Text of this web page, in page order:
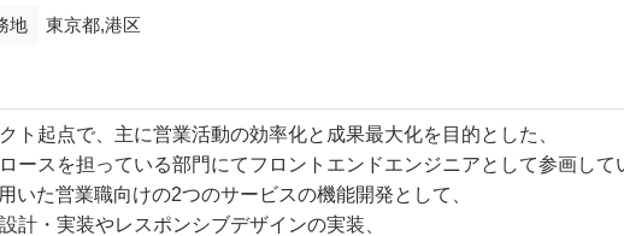
地 東京都,港区
ト起点で、主に営業活動の効率化と成果最大化を目的とした、
ースを担っている部門にてフロントエンドエンジニアとして参画して
いた営業職向けの2つのサービスの機能開発として、
計・実装やレスポンシブデザインの実装、